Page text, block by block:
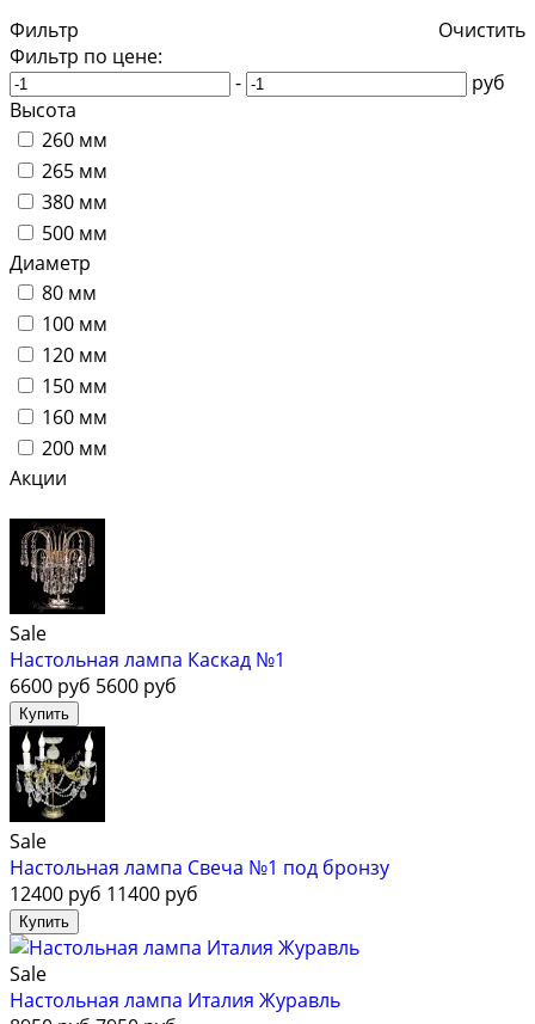
Фильтр
Очистить
Фильтр по цене:
-
руб
Высота
260 мм
265 мм
380 мм
500 мм
Диаметр
80 мм
100 мм
120 мм
150 мм
160 мм
200 мм
Акции
Sale
Настольная лампа Каскад №1
6600 руб 5600 руб
Sale
Настольная лампа Свеча №1 под бронзу
12400 руб 11400 руб
Sale
Настольная лампа Италия Журавль